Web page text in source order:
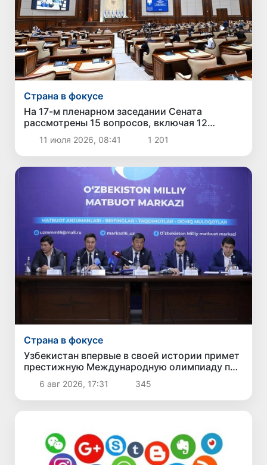
Страна в фокусе
На 17-м пленарном заседании Сената
рассмотрены 15 вопросов, включая 12
законов и национальный доклад по
международным рейтингам
11 июля 2026, 08:41 1 201
Страна в фокусе
Узбекистан впервые в своей истории примет
престижную Международную олимпиаду по
информатике IOI 2026
6 авг 2026, 17:31 345